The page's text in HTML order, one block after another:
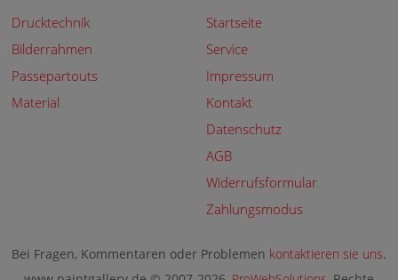
Drucktechnik
Bilderrahmen
Passepartouts
Material
Startseite
Service
Impressum
Kontakt
Datenschutz
AGB
Widerrufsformular
Zahlungsmodus
Bei Fragen, Kommentaren oder Problemen kontaktieren sie uns.